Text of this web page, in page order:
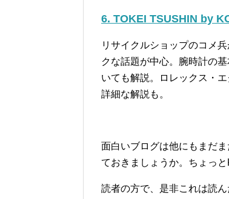
6. TOKEI TSUSHIN by
リサイクルショップのコメ
クな話題が中心。腕時計の
いても解説。ロレックス・
詳細な解説も。
面白いブログは他にもまだ
ておきましょうか。ちょっ
読者の方で、是非これは読